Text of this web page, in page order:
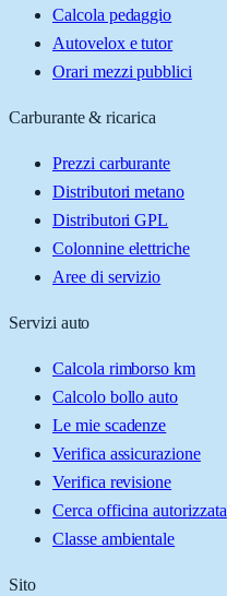
Calcola pedaggio
Autovelox e tutor
Orari mezzi pubblici
Carburante & ricarica
Prezzi carburante
Distributori metano
Distributori GPL
Colonnine elettriche
Aree di servizio
Servizi auto
Calcola rimborso km
Calcolo bollo auto
Le mie scadenze
Verifica assicurazione
Verifica revisione
Cerca officina autorizzata
Classe ambientale
Sito